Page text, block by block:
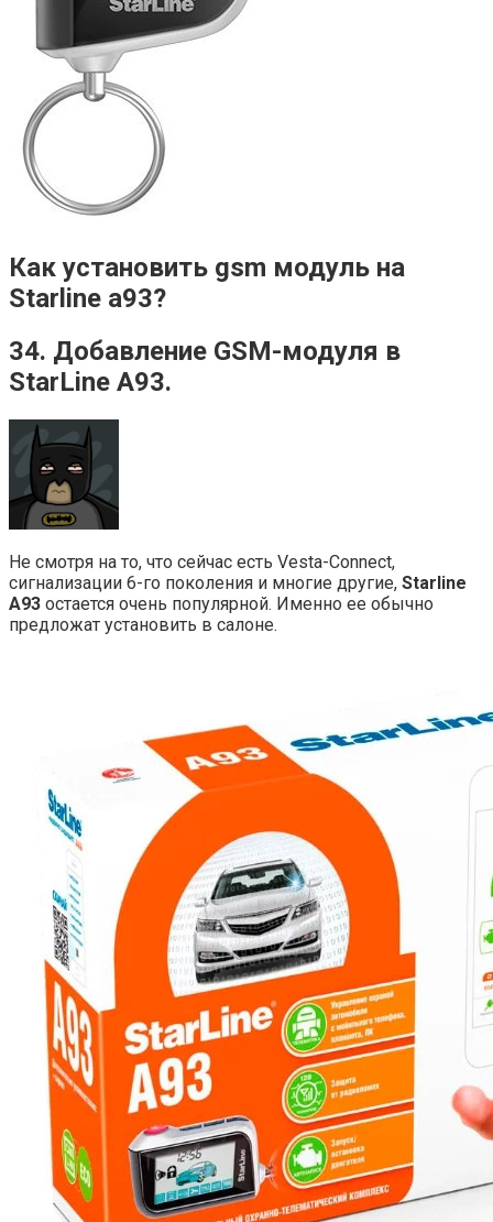
Как установить gsm модуль на
Starline a93?
34. Добавление GSM-модуля в
StarLine A93.
Не смотря на то, что сейчас есть Vesta-Connect,
сигнализации 6-го поколения и многие другие, Starline
A93 остается очень популярной. Именно ее обычно
предложат установить в салоне.